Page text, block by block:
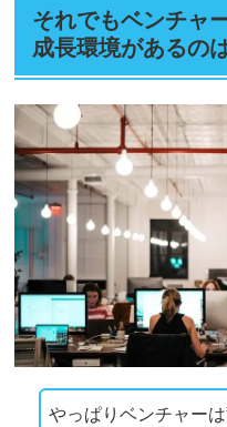
それでもベンチャ
成長環境があるの
やっぱりベンチャー